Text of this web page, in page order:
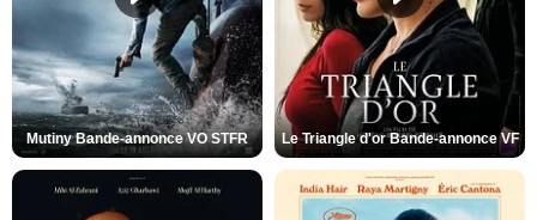
Mutiny Bande-annonce VO STFR Le Triangle d'or Bande-annonce VF